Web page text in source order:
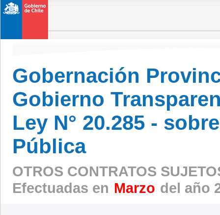
Gobernación
Gobierno
Ley N° 20.285 -
Pública
OTROS CONTRATOS
Efectuadas en Marzo del año